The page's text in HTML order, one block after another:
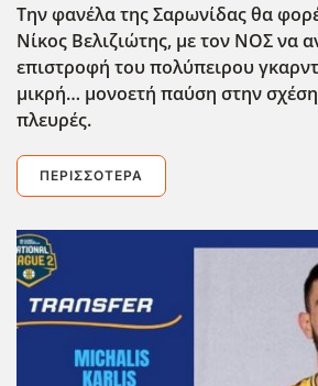
Την φανέλα της Σαρωνίδας θα
Νίκος Βελιζιώτης, με τον ΝΟΣ να
επιστροφή του πολύπειρου
μικρή… μονοετή παύση στην
πλευρές.
ΠΕΡΙΣΣΌΤΕΡΑ